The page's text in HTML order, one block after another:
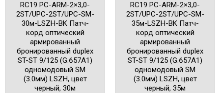
RC19 PC-ARM-2×3,0-
2ST/UPC-2ST/UPC-SM-
30м-LSZH-BK Патч-
корд оптический
армированный
бронированный duplex
ST-ST 9/125 (G.657A1)
одномодовый SM
(3.0мм) LSZH, цвет
черный, 30м
RC19 PC-ARM-2×3,0-
2ST/UPC-2ST/UPC-SM-
35м-LSZH-BK Патч-
корд оптический
армированный
бронированный duplex
ST-ST 9/125 (G.657A1)
одномодовый SM
(3.0мм) LSZH, цвет
черный, 35м